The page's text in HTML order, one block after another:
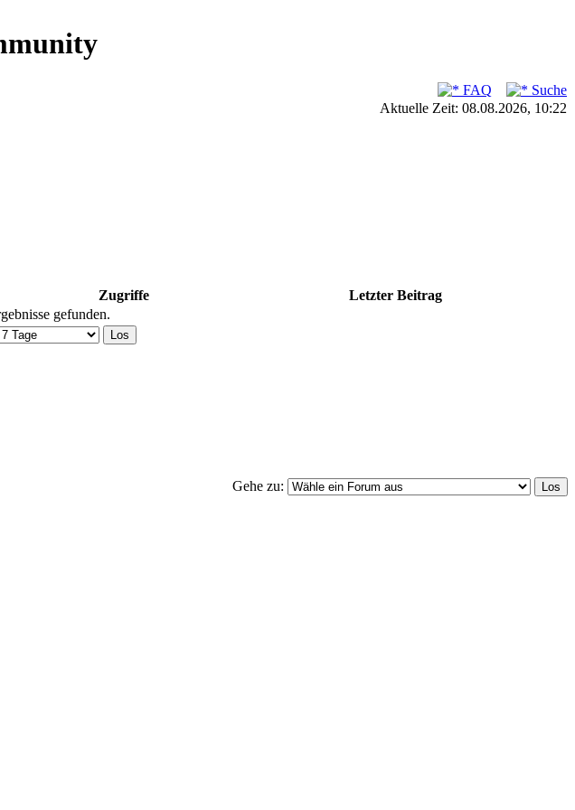
FAQ
Suche
Aktuelle Zeit: 08.08.2026, 10:22
Zugriffe
Letzter Beitrag
gefunden.
Gehe zu: